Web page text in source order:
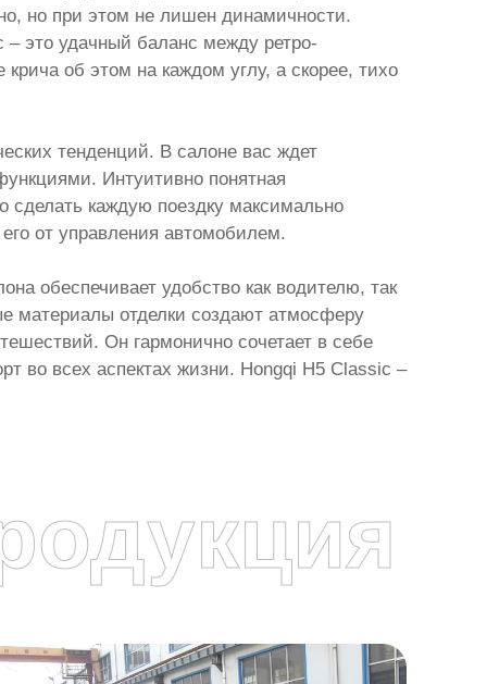
но при этом не лишен динамичности.
это удачный баланс между ретро-
об этом на каждом углу, а скорее, тихо
тенденций. В салоне вас ждет
Интуитивно понятная
каждую поездку максимально
от управления автомобилем.
обеспечивает удобство как водителю, так
материалы отделки создают атмосферу
Он гармонично сочетает в себе
во всех аспектах жизни. Hongqi H5 Classic –